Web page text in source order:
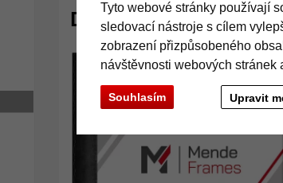
Tyto webové stránky používají
sledovací nástroje s cílem
zobrazení přizpůsobeného
návštěvnosti webových stránek
Souhlasím Upravit
Dřevěný rám Tinkisso